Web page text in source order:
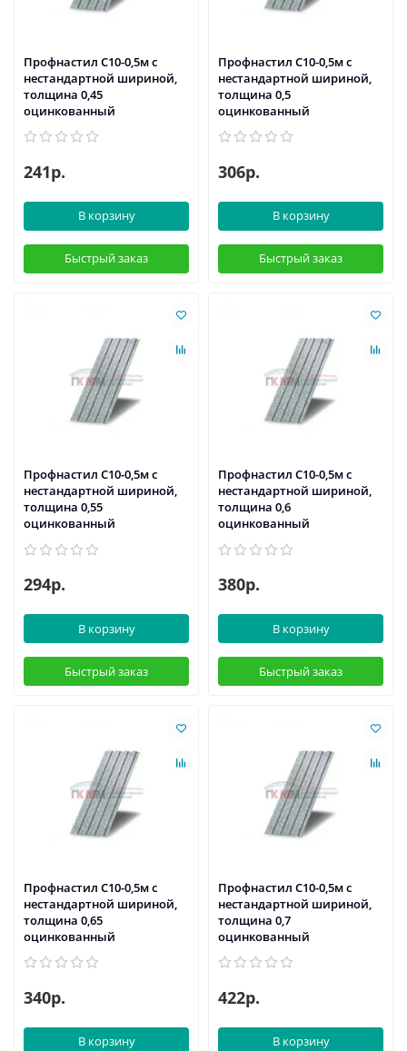
Профнастил С10-0,5м с
нестандартной шириной,
толщина 0,45
оцинкованный
241р.
В корзину
Быстрый заказ
Профнастил С10-0,5м с
нестандартной шириной,
толщина 0,5
оцинкованный
306р.
В корзину
Быстрый заказ
Профнастил С10-0,5м с
нестандартной шириной,
толщина 0,55
оцинкованный
294р.
В корзину
Быстрый заказ
Профнастил С10-0,5м с
нестандартной шириной,
толщина 0,6
оцинкованный
380р.
В корзину
Быстрый заказ
Профнастил С10-0,5м с
нестандартной шириной,
толщина 0,65
оцинкованный
340р.
В корзину
Профнастил С10-0,5м с
нестандартной шириной,
толщина 0,7
оцинкованный
422р.
В корзину